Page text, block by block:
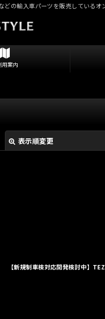
どの輸入車パーツを販売しているオ
用案内
表示順変更
【新規制車検対応開発検討中】